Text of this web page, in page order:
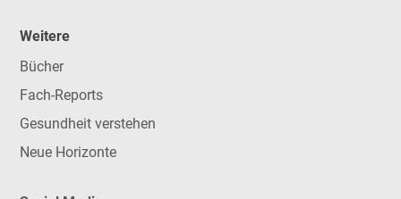
Weitere
Bücher
Fach-Reports
Gesundheit verstehen
Neue Horizonte